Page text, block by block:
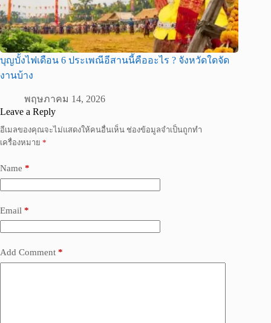
บุญบั้งไฟเดือน 6 ประเพณีอีสานนี้คืออะไร ? จังหวัดใดจัด
งานบ้าง
พฤษภาคม 14, 2026
Leave a Reply
อีเมลของคุณจะไม่แสดงให้คนอื่นเห็น ช่องข้อมูลจำเป็นถูกทำ
เครื่องหมาย *
Name *
Email *
Add Comment *